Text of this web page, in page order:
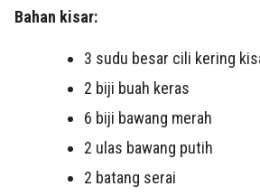
Bahan kisar:
3 sudu besar cili kering
2 biji buah keras
6 biji bawang merah
2 ulas bawang putih
2 batang serai